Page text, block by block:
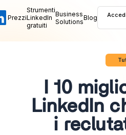
Prezzi
Strumenti
LinkedIn
gratuiti
Business
SolutionsBlog
I 10
LinkedIn
i